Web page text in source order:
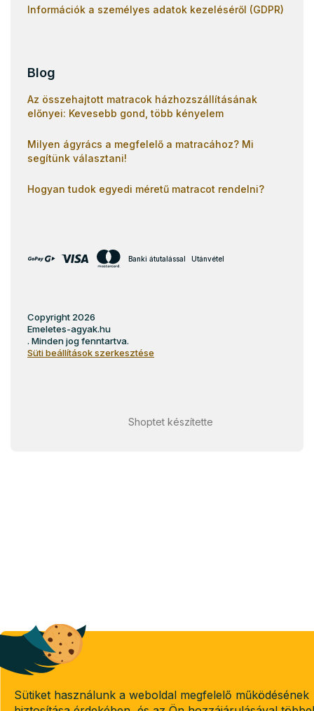
Sütiket használunk a weboldal megfelelő működésének
Információk a személyes adatok kezeléséről (GDPR)
Blog
Az összehajtott matracok házhozszállításának
előnyei: Kevesebb gond, több kényelem
Milyen ágyrács a megfelelő a matracához? Mi
segítünk választani!
Hogyan tudok egyedi méretű matracot rendelni?
Banki átutalással Utánvétel
Shoptet készítette
Copyright 2026
Emeletes-agyak.hu
. Minden jog fenntartva.
Süti beállítások szerkesztése